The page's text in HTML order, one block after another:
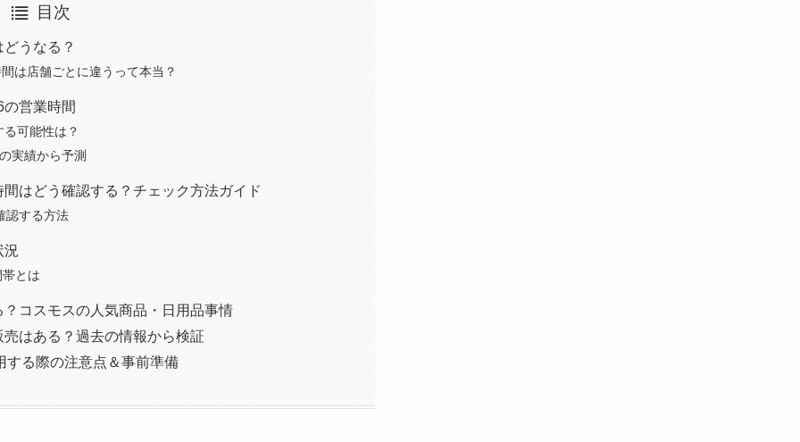
目次
うなる？
は店舗ごとに違うって本当？
営業時間
可能性は？
実績から予測
はどう確認する？チェック方法ガイド
認する方法
況
とは
コスモスの人気商品・日用品事情
はある？過去の情報から検証
する際の注意点＆事前準備